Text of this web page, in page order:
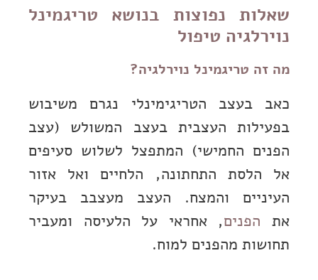
שאלות נפוצות בנושא טריגמינל
נוירלגיה טיפול
מה זה טריגמינל נוירלגיה?
כאב בעצב הטריגימינלי נגרם משיבוש
בפעילות העצבית בעצב המשולש (עצב
הפנים החמישי) המתפצל לשלוש סעיפים
אל הלסת התחתונה, הלחיים ואל אזור
העיניים והמצח. העצב מעצבב בעיקר
את הפנים, אחראי על הלעיסה ומעביר
תחושות מהפנים למוח.